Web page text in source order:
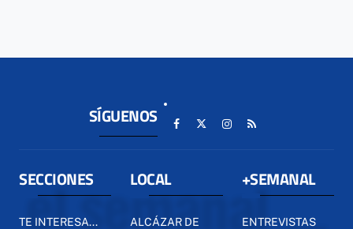
SÍGUENOS
SECCIONES
TE INTERESA...
LOCAL
ALCÁZAR DE
+SEMANAL
ENTREVISTAS